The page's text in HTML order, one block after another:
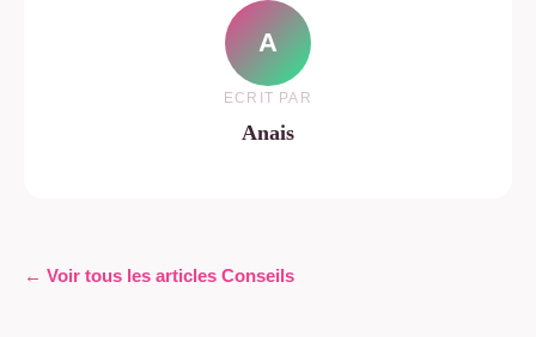
A
ECRIT PAR
Anais
← Voir tous les articles Conseils